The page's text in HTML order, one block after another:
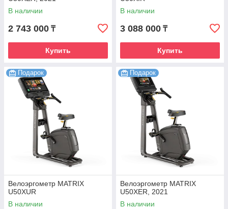
В наличии
2 743 000 ₸
Купить
В наличии
3 088 000 ₸
Купить
Подарок
Велоэргометр MATRIX
U50XUR
В наличии
Подарок
Велоэргометр MATRIX
U50XER, 2021
В наличии